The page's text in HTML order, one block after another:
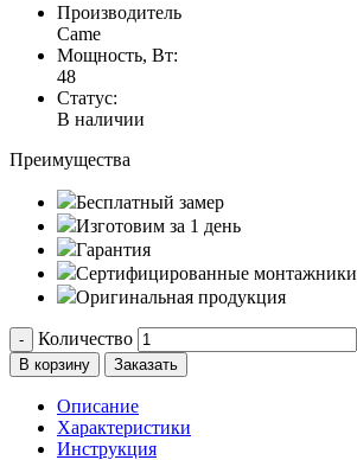
Производитель
Came
Мощность, Вт:
48
Статус:
В наличии
Преимущества
Бесплатный замер
Изготовим за 1 день
Гарантия
Сертифицированные монтажники
Оригинальная продукция
- Количество
В корзину
Заказать
Описание
Характеристики
Инструкция